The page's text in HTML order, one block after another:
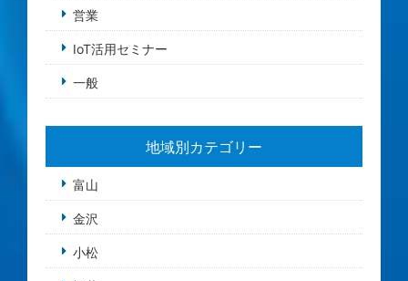
営業
IoT活用セミナー
一般
地域別カテゴリー
富山
金沢
小松